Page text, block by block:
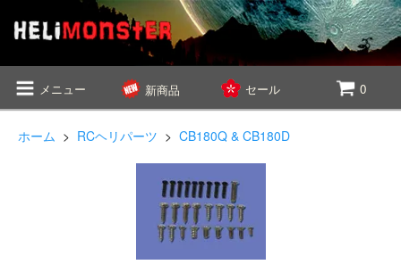
メニュー 新商品 セール 0
ホーム > RCヘリパーツ > CB180Q & CB180D